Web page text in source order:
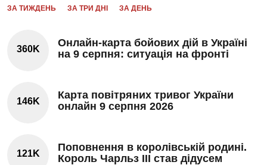
ЗА ТИЖДЕНЬ ЗА ТРИ ДНІ ЗА ДЕНЬ
360K
Онлайн-карта бойових дій в Україні
на 9 серпня: ситуація на фронті
146K
Карта повітряних тривог України
онлайн 9 серпня 2026
121K
Поповнення в королівській родині.
Король Чарльз III став дідусем